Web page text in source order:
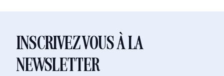
INSCRIVEZ VOUS À LA
NEWSLETTER